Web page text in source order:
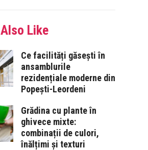
Also Like
Ce facilități găsești în
ansamblurile
rezidențiale moderne din
Popești-Leordeni
Grădina cu plante în
ghivece mixte:
combinații de culori,
înălțimi și texturi